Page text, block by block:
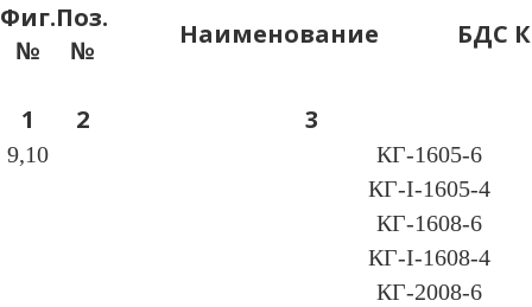
Фиг.
№
Поз.
№
Наименование БДС
1 2 3
9,10
КГ-1605-6
КГ-І-1605-4
КГ-1608-6
КГ-І-1608-4
КГ-2008-6